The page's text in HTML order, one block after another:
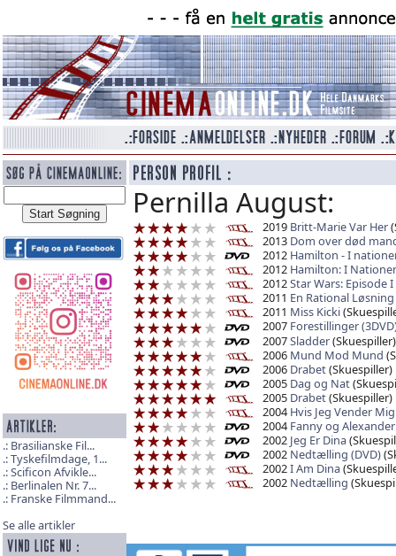
Brasilianske Fil...
Tyskefilmdage, 1...
Scificon Afvikle...
Berlinalen Nr. 7...
Franske Filmmand...
Se alle artikler
Pernilla August:
2019 Britt-Marie Var Her
2013 Dom over død
2012 Hamilton - I
2012 Hamilton: I
2012Star Wars: Episode
2011 En Rational Løsning
2011 Miss Kicki
2007 Forestillinger
2007Sladder(Skuespiller)
2006 Mund Mod Mund
2006 Drabet(Skuespiller)
2005 Dag og Nat
2005 Drabet(Skuespiller)
2004 Hvis Jeg Vender
2004 Fanny og Alexander
2002 Jeg Er Dina
2002 Nedtælling (DVD)
2002I Am Dina
2002 Nedtælling